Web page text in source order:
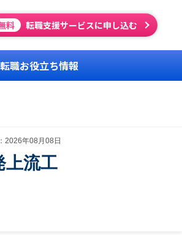
料 転職支援サービスに申し込む
転職お役立ち情報
2026年08月08日
上流工